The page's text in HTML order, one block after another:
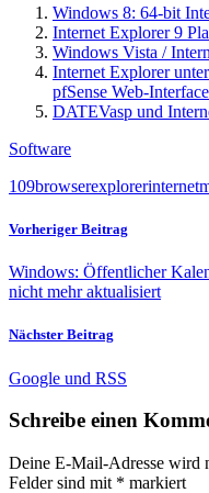
Windows 8: 64-bit
Internet Explorer 9
Windows Vista /
Internet Explorer
pfSense Web-Interface
DATEVasp und
Software
109browserexplorerinternet
Vorheriger Beitrag
Windows: Öffentlicher
nicht mehr aktualisiert
Nächster Beitrag
Google und RSS
Schreibe einen
Deine E-Mail-Adresse wird
Felder sind mit * markiert